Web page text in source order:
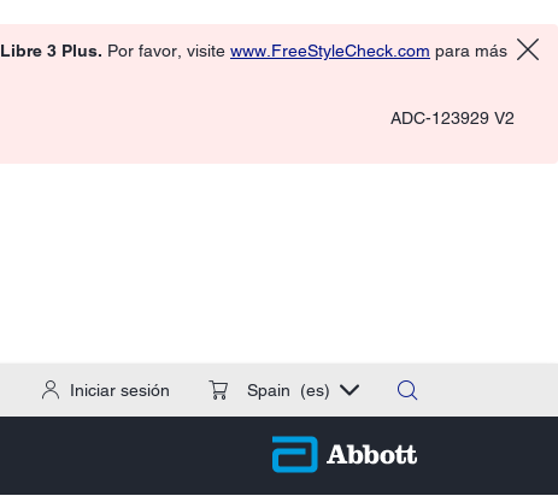
3 Plus. Por favor, visite www.FreeStyleCheck.com para más
ADC-123929 V2
Iniciar sesión Spain (es)